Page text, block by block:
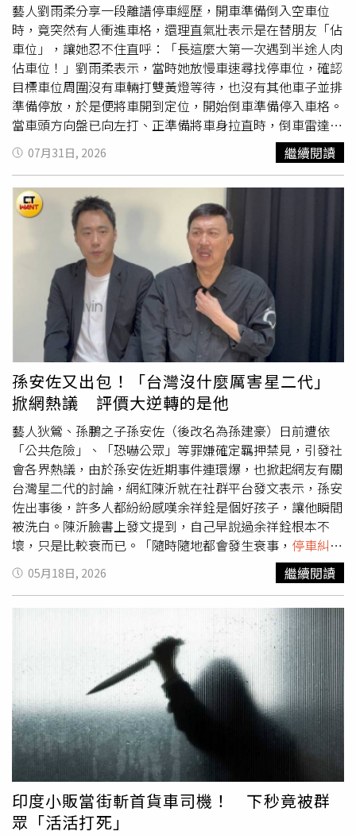
藝人劉雨柔分享一段離譜停車經歷，開車準備倒入空車位
時，竟突然有人衝進車格，還理直氣壯表示是在替朋友「佔
車位」，讓她忍不住直呼：「長這麼大第一次遇到半途人肉
佔車位！」劉雨柔表示，當時她放慢車速尋找停車位，確認
目標車位周圍沒有車輛打雙黃燈等待，也沒有其他車子並排
準備停放，於是便將車開到定位，開始倒車準備停入車格。
當車頭方向盤已向左打、正準備將車身拉直時，倒車雷達突
然急促響起，讓她立刻踩下煞車。她查看倒車顯示畫面後才
驚覺，車尾不知何時突然冒出一名女子，正一步步朝車輛靠
近。坐在車上的老公見狀，立即搖下後座車窗詢問對方狀
況。面對詢問，女子先表示自己已經等這個車位很久，所以
才趕快站到車位裡。不過，劉雨柔的老公當場反問，剛才現
場根本沒有任何車輛在等待，直到此時後照鏡才出現一輛賓
士慢慢駛近。女子隨後改口表示：「我是人先過來佔車位，
等他開來。」聽到這番說法，劉雨柔老公忍不住直球回應：
「妳在講什麼東西？妳想人肉佔車位嗎？」女子眼見站不住
腳，最後只好連說兩句「算了！算了！」便自行離開，整起
插曲也就此落幕。事後回想整件事，劉雨柔坦言，自己開車
多年，還是第一次遇到有人在車輛已經開始倒車時，突然跑
進車位「卡位」，直呼完全想不通其中邏輯，「到現在想起
來，還是想不通其中的道理。」她也笑說，老公當下那句
「妳在講什麼東西？」讓她至今仍印象深刻，忍不住再補一
句：「她真的知道她在講什麼嗎？」對這場「半途人肉佔車
位」事件仍感到相當傻眼。劉雨柔發文分享人生第一次遇到
「半途人肉佔車位」，直呼相當傻眼。（圖／翻攝自IG，
lyvonne0526）
07月31日, 2026 繼續閱讀
孫安佐又出包！「台灣沒什麼厲害星二代」
掀網熱議 評價大逆轉的是他
藝人狄鶯、孫鵬之子孫安佐（後改名為孫建豪）日前遭依
「公共危險」、「恐嚇公眾」等罪嫌確定羈押禁見，引發社
會各界熱議，由於孫安佐近期事件連環爆，也掀起網友有關
台灣星二代的討論，網紅陳沂就在社群平台發文表示，孫安
佐出事後，許多人都紛紛感嘆余祥銓是個好孩子，讓他瞬間
被洗白。陳沂臉書上發文提到，自己早說過余祥銓根本不
壞，只是比較衰而已。「隨時隨地都會發生衰事， 停車糾紛
還會打輸老人。但他生性樂觀，對人很好，就是我們身邊都
會有的白爛朋友。」對於孫安佐，陳沂說兩人之前直播合作
過，當時主辦單位如臨大敵，還兩個保鏢偽裝成工作人員在
旁邊候命。「安佐本人完全顛覆螢幕形象，非常有禮貌有家
教，私下聊天講話也是有邏輯的，當天現場的大家都很喜歡
他！」陳沂也表示，當初離開時自己還跟孫安佐說，以後要
做什麼先確認一下法規，違法的事不要做，最終沒想到終究
還是爆出這次事件，希望他們一家都能好好度過這關。對
此，網友紛紛留言回應，「二代裡面我最喜歡余，雖然不聰
明至少好相處」、「以前有幸跟余（還沒上節目以前）打過
籃球，確實是個很客氣但是很白爛（搞笑）的人」、「余祥
銓真的是好孩子」，另一則社群討論貼文底下大部分也對余
祥銓後來的表現讚譽有加，還表示「最早開始被炎上，後來
才發現他是最正常的，挺」。
05月18日, 2026 繼續閱讀
印度小販當街斬首貨車司機！ 下秒竟被群
眾「活活打死」